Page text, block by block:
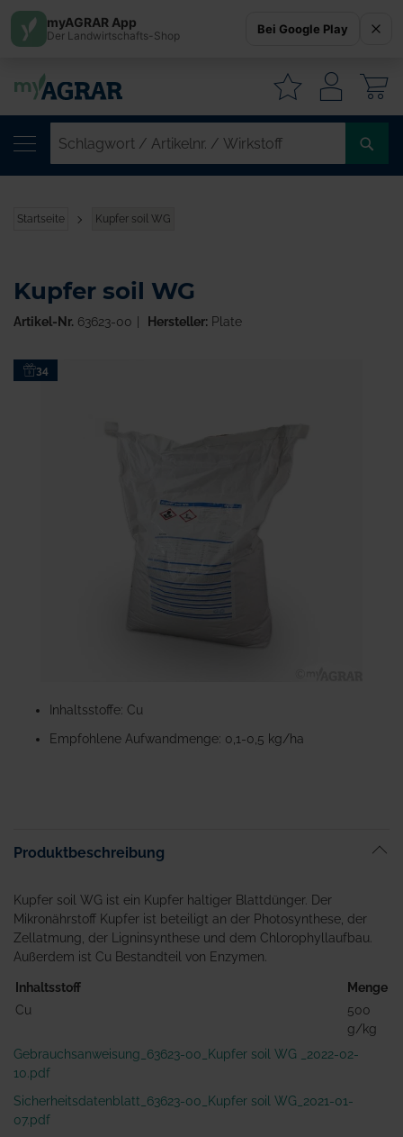
Startseite Kupfer soil WG
Zum34
Anfang
Bildgalerie
Kupfer soil WG
Artikel-Nr. 63623-00 Hersteller:Plate
Inhaltsstoffe: Cu
Empfohlene Aufwandmenge: 0,1-0,5 kg/ha
Produktbeschreibung
Kupfer soil WG ist ein Kupfer haltiger Blattdünger. Der
Mikronährstoff Kupfer ist beteiligt an der Photosynthese, der
Zellatmung, der Ligninsynthese und dem Chlorophyllaufbau.
Außerdem ist Cu Bestandteil von Enzymen.
Inhaltsstoff
Menge
Cu
500
g/kg
Gebrauchsanweisung_63623-00_Kupfer soil WG _2022-02-
10.pdf
Sicherheitsdatenblatt_63623-00_Kupfer soil WG_2021-01-
07.pdf
myAGRAR App
Der Landwirtschafts-Shop Bei Google Play